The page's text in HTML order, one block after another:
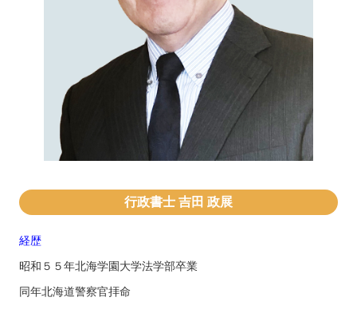
行政書士 吉田 政展
経歴
昭和５５年北海学園大学法学部卒業
同年北海道警察官拝命